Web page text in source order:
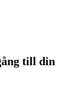
till din